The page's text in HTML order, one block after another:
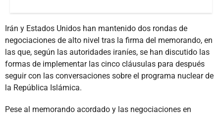
Irán y Estados Unidos han mantenido dos rondas de
negociaciones de alto nivel tras la firma del memorando, en
las que, según las autoridades iraníes, se han discutido las
formas de implementar las cinco cláusulas para después
seguir con las conversaciones sobre el programa nuclear de
la República Islámica.
Pese al memorando acordado y las negociaciones en